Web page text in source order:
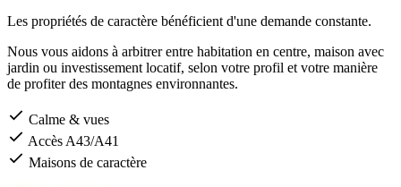
Les propriétés de caractère bénéficient d'une demande constante.
Nous vous aidons à arbitrer entre habitation en centre, maison avec
jardin ou investissement locatif, selon votre profil et votre manière
de profiter des montagnes environnantes.
Calme & vues
Accès A43/A41
Maisons de caractère